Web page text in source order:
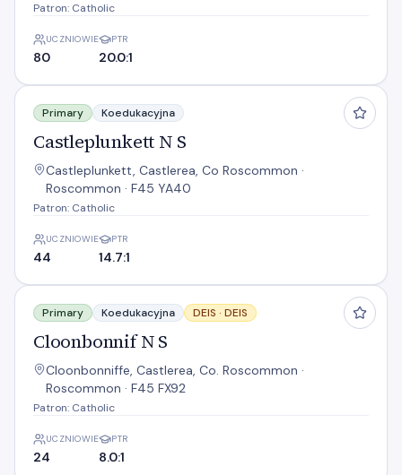
Patron: Catholic
UCZNIOWIE
80
PTR
20.0:1
Castleplunkett N S
Primary Koedukacyjna
Castleplunkett N S
Castleplunkett, Castlerea, Co Roscommon ·
Roscommon · F45 YA40
Patron: Catholic
UCZNIOWIE
44
PTR
14.7:1
Cloonbonnif N S
Primary Koedukacyjna DEIS · DEIS
Cloonbonnif N S
Cloonbonniffe, Castlerea, Co. Roscommon ·
Roscommon · F45 FX92
Patron: Catholic
UCZNIOWIE
24
PTR
8.0:1